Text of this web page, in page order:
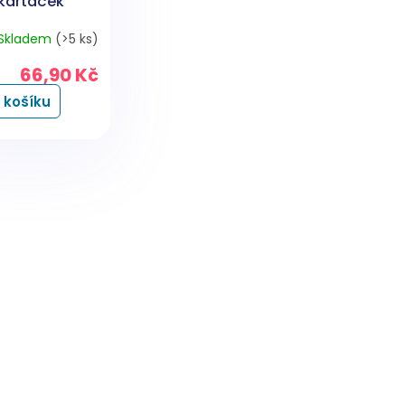
1 kus(>5 ks)
66,90 Kč
košíku